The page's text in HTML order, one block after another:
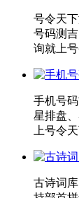
号令天
号码测
询就上
手机号
星排盘
上号令
古诗词